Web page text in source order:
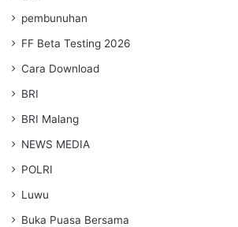
pembunuhan
FF Beta Testing 2026
Cara Download
BRI
BRI Malang
NEWS MEDIA
POLRI
Luwu
Buka Puasa Bersama